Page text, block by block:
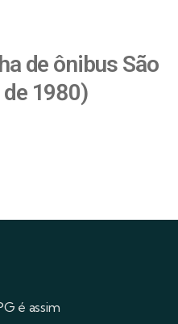
de ônibus São
1980)
é assim